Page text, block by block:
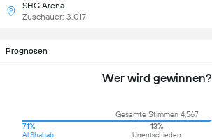
SHG Arena
Zuschauer: 3,017
Prognosen
Wer wird gewinnen?
Gesamte Stimmen 4,567
71%
Al Shabab
13%
Unentschieden